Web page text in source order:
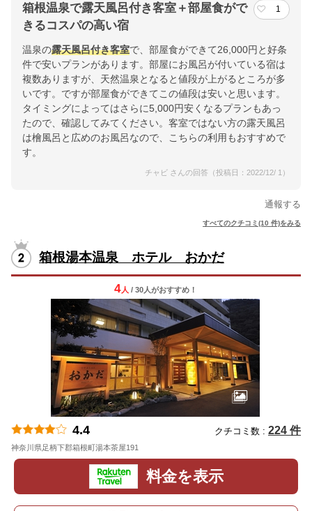
箱根温泉で露天風呂付き客室＋部屋食がで
きるコスパの高い宿
1
温泉の露天風呂付き客室で、部屋食ができて26,000円と好条
件で安いプランがあります。部屋にお風呂が付いている宿は
複数ありますが、天然温泉となると値段が上がるところが多
いです。ですが部屋食ができてこの値段は安いと思います。
タイミングによってはさらに5,000円安くなるプランもあっ
たので、確認してみてください。客室ではない方の露天風呂
は檜風呂と広めのお風呂なので、こちらの利用もおすすめで
す。
チャビ さんの回答（投稿日：2022/12/ 1）
通報する
すべてのクチコミ(10 件)をみる
箱根湯本温泉 ホテル おかだ
4人 / 30人がおすすめ！
4.4 クチコミ数 : 224 件
神奈川県足柄下郡箱根町湯本茶屋191
料金を表示